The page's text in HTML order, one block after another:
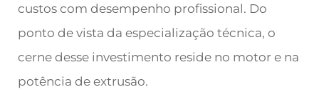
custos com desempenho profissional. Do
ponto de vista da especialização técnica, o
cerne desse investimento reside no motor e na
potência de extrusão.